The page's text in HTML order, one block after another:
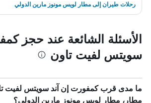
رحلات طيران إلى مطار لويس مونوز مارين الدولي
الأسئلة الشائعة عند حجز
سويتس لفيت تاون
ما مدى قرب كمفورت إن آند سويتس لفيت
مطار، مطار لويس مونوز مارين الدولي؟